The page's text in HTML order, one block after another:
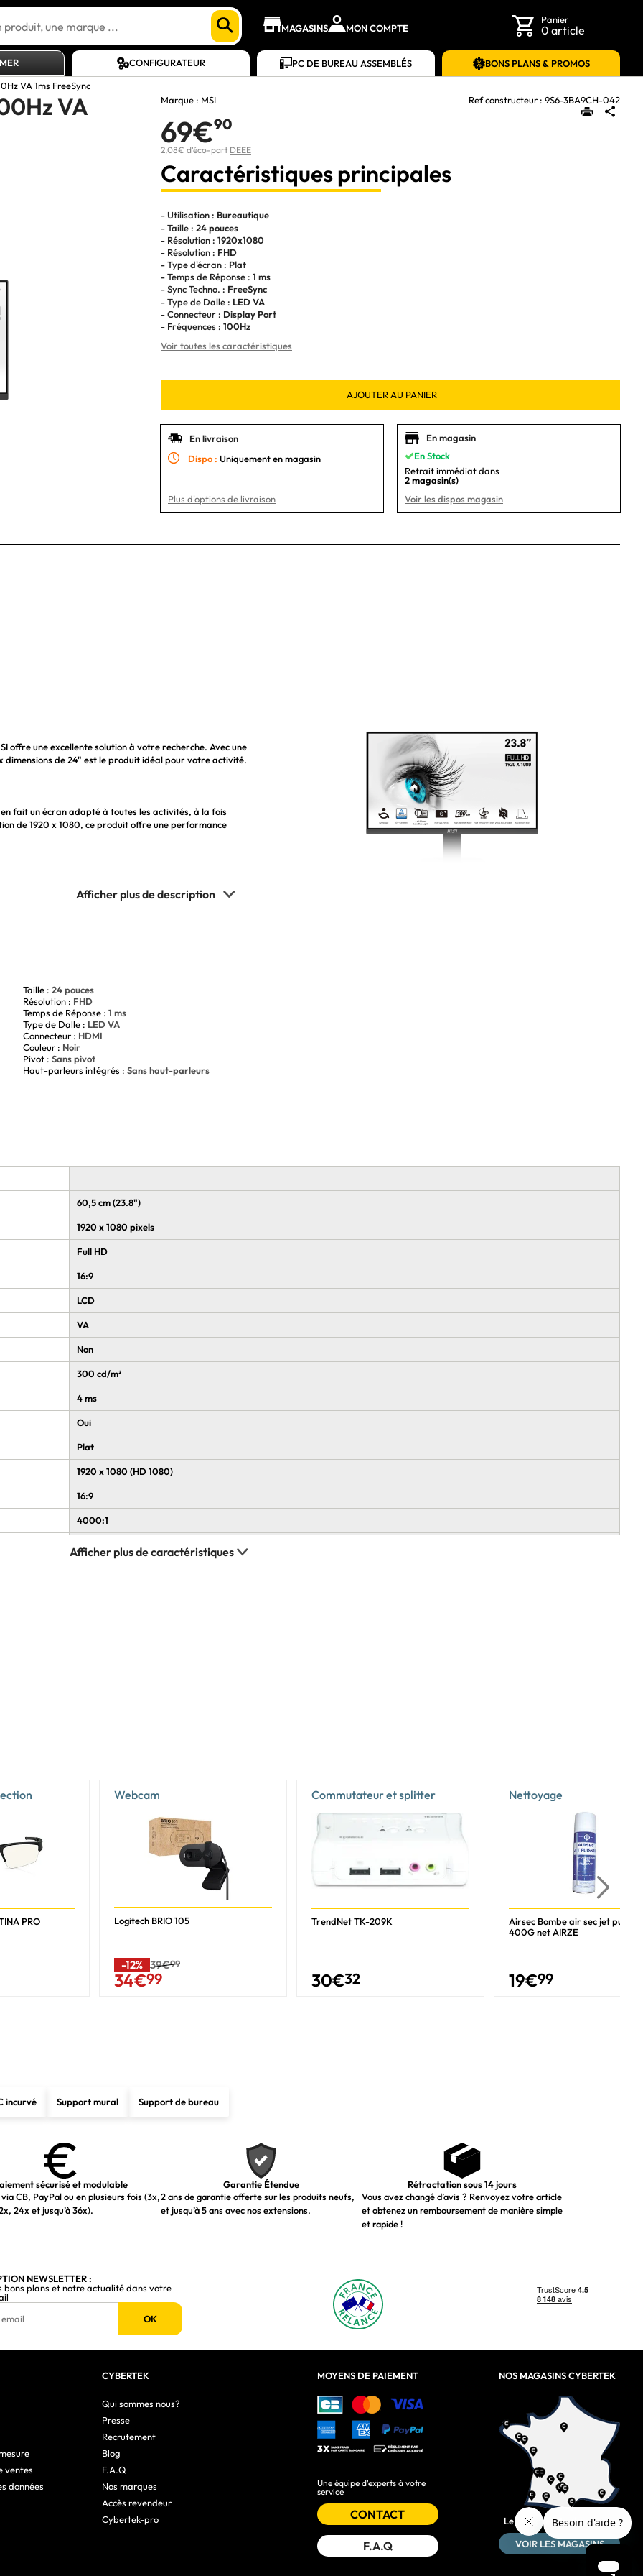
MAGASINS MON COMPTE
Panier
0 article
CONFIGURATEUR PC DE BUREAU ASSEMBLÉS
BONS PLANS & PROMOS
VA 1ms FreeSync
VA
Marque : MSI Ref constructeur : 9S6-3BA9CH-042
69€90
2,08€ d'éco-part DEEE
Caractéristiques principales
- Utilisation : Bureautique
- Taille : 24 pouces
- Résolution : 1920x1080
- Résolution : FHD
- Type d'écran : Plat
- Temps de Réponse : 1 ms
- Sync Techno. : FreeSync
- Type de Dalle : LED VA
- Connecteur : Display Port
- Fréquences : 100Hz
Voir toutes les caractéristiques
AJOUTER AU PANIER
En livraison
Dispo : Uniquement en magasin
Plus d'options de livraison
En magasin
En Stock
Retrait immédiat dans
2 magasin(s)
Voir les dispos magasin
offre une excellente solution à votre recherche. Avec une
dimensions de 24" est le produit idéal pour votre activité.
fait un écran adapté à toutes les activités, à la fois
de 1920 x 1080, ce produit offre une performance
recherchez un écran qui offre une expérience optimale
de profiter au mieux des caractéristiques de la
sortes d'activités vidéo. Sa fréquence de 100 Hz et
de la bureautique. Sa taille de 24" avec une
des performances optimales pour une expérience
sont au rendez-vous pour vous offrir une
font de l'écran PC MSI un produit
Taille : 24 pouces
Résolution : FHD
Temps de Réponse : 1 ms
Type de Dalle : LED VA
Connecteur : HDMI
Couleur : Noir
Pivot : Sans pivot
Haut-parleurs intégrés : Sans haut-parleurs
60,5 cm (23.8")
1920 x 1080 pixels
Full HD
16:9
LCD
VA
Non
300 cd/m²
4 ms
Oui
Plat
1920 x 1080 (HD 1080)
16:9
4000:1
PC, Mac, PS5™, PS4™, Xbox, Mobile, Laptop
Oui
1
1.2a
Non
Oui
75 x 75 mm
Kensington
-5 - 20°
PRO
Webcam
Logitech BRIO 105
-12% 39€99
34€99
Commutateur et splitter
TrendNet TK-209K
30€32
Nettoyage
Airsec Bombe air sec jet
400G net AIRZE
19€99
incurvé Support mural Support de bureau
sécurisé et modulable
CB, PayPal ou en plusieurs fois (3x,
24x et jusqu’à 36x).
Garantie Étendue
2 ans de garantie offerte sur les produits neufs,
et jusqu’à 5 ans avec nos extensions.
Rétractation sous 14 jours
Vous avez changé d’avis ? Renvoyez votre article
et obtenez un remboursement de manière simple
et rapide !
NEWSLETTER :
bons plans et notre actualité dans votre
OK
ventes
données
CYBERTEK
Qui sommes nous?
Presse
Recrutement
Blog
F.A.Q
Nos marques
Accès revendeur
Cybertek-pro
MOYENS DE PAIEMENT
Une équipe d'experts à votre
service
CONTACT
F.A.Q
NOS MAGASINS CYBERTEK
Le plus près de chez vous :
VOIR LES MAGASINS